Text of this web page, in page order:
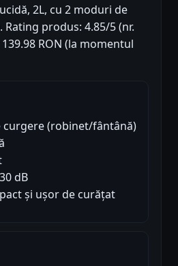
2L, cu 2 moduri de
produs: 4.85/5 (nr.
RON (la momentul
curgere (robinet/fântână)
dB
și ușor de curățat